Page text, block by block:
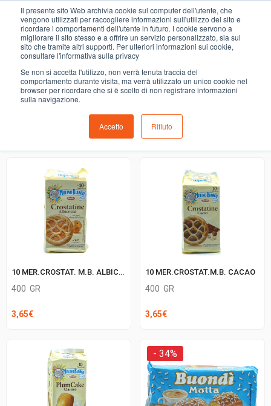
Il presente sito Web archivia cookie sul computer dell'utente, che
vengono utilizzati per raccogliere informazioni sull'utilizzo del sito e
ricordare i comportamenti dell'utente in futuro. I cookie servono a
migliorare il sito stesso e a offrire un servizio personalizzato, sia sul
sito che tramite altri supporti. Per ulteriori informazioni sui cookie,
consultare l'informativa sulla privacy
Se non si accetta l'utilizzo, non verrà tenuta traccia del
comportamento durante visita, ma verrà utilizzato un unico cookie nel
browser per ricordare che si è scelto di non registrare informazioni
sulla navigazione.
Accetto Rifiuto
DOLCI E MERENDINE
COMING SOON
gastronomia e del menù settimanale devono essere indicati
nello spazio apposito in sede di checkout
10 MER.CROSTAT. M.B. ALBICOCCA
400 GR
3,65€
10 MER.CROSTAT.M.B. CACAO
400 GR
3,65€
- 34%